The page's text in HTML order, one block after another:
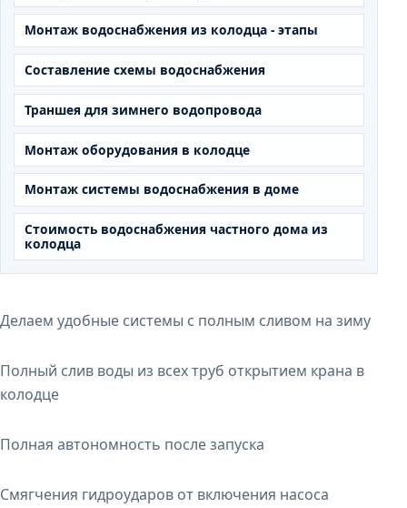
Монтаж водоснабжения из колодца - этапы
Составление схемы водоснабжения
Траншея для зимнего водопровода
Монтаж оборудования в колодце
Монтаж системы водоснабжения в доме
Стоимость водоснабжения частного дома из
колодца
Делаем удобные системы с полным сливом на зиму
Полный слив воды из всех труб открытием крана в
колодце
Полная автономность после запуска
Смягчения гидроударов от включения насоса